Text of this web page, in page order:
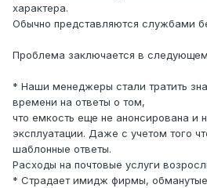
характера.
Обычно представляются службами
Проблема заключается в
* Наши менеджеры стали тратить
времени на ответы о том,
что емкость еще не анонсирована и
эксплуатации. Даже с учетом того
шаблонные ответы.
Расходы на почтовые услуги
* Страдает имидж фирмы,